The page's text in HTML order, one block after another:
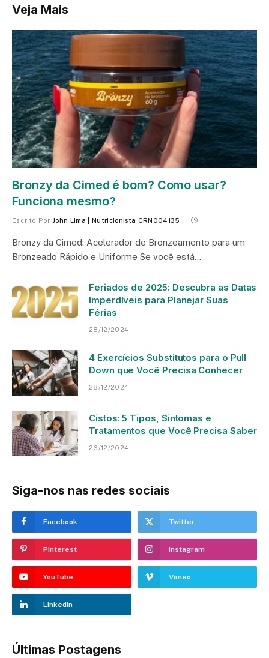
Veja Mais
Bronzy da Cimed é bom? Como usar?
Funciona mesmo?
Escrito Por John Lima | Nutricionista CRN004135
Bronzy da Cimed: Acelerador de Bronzeamento para um
Bronzeado Rápido e Uniforme Se você está…
Feriados de 2025: Descubra as Datas
Imperdíveis para Planejar Suas
Férias
28/12/2024
4 Exercícios Substitutos para o Pull
Down que Você Precisa Conhecer
28/12/2024
Cistos: 5 Tipos, Sintomas e
Tratamentos que Você Precisa Saber
26/12/2024
Siga-nos nas redes sociais
Facebook Twitter
Pinterest Instagram
YouTube Vimeo
LinkedIn
Últimas Postagens